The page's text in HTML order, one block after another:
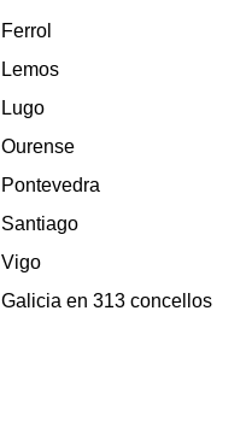
Ferrol
Lemos
Lugo
Ourense
Pontevedra
Santiago
Vigo
Galicia en 313 concellos